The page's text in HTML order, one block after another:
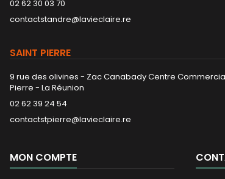
02 62 30 03 70
contactstandre@lavieclaire.re
SAINT PIERRE
9 rue des olivines - Zac Canabady Centre
Pierre - La Réunion
02 62 39 24 54
contactstpierre@lavieclaire.re
MON COMPTE